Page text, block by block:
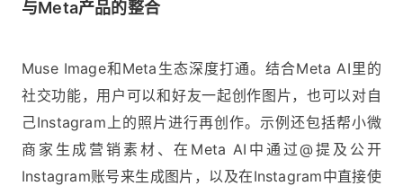
与Meta产品的整合
Muse Image和Meta生态深度打通。结合Meta AI里的
社交功能，用户可以和好友一起创作图片，也可以对自
己Instagram上的照片进行再创作。示例还包括帮小微
商家生成营销素材、在Meta AI中通过@提及公开
Instagram账号来生成图片，以及在Instagram中直接使